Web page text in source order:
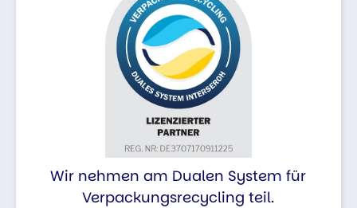
Wir nehmen am Dualen System für
Verpackungsrecycling teil.